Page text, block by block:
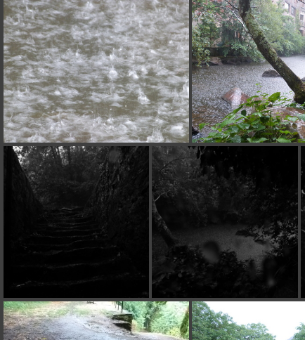
P1140095 P1140100
P1140106 P1140107